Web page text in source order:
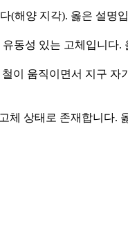
(해양 지각). 옳은 설명
동성 있는 고체입니다.
이 움직이면서 지구 자
체 상태로 존재합니다.